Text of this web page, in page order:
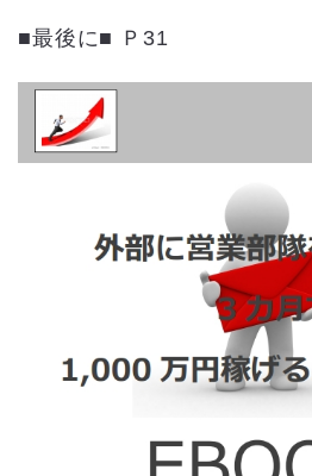
■最後に■ Ｐ31